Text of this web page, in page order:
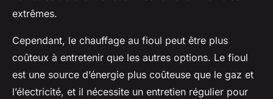
extrêmes.
Cependant, le chauffage au fioul peut être plus
coûteux à entretenir que les autres options. Le fioul
est une source d’énergie plus coûteuse que le gaz et
l’électricité, et il nécessite un entretien régulier pour